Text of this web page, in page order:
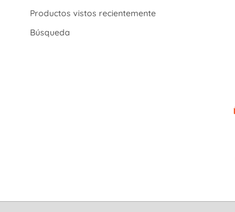
Productos vistos recientemente
Búsqueda